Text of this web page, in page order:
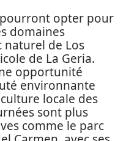
opter pour
domaines
naturel de Los
de La Geria.
opportunité
environnante
locale des
sont plus
comme le parc